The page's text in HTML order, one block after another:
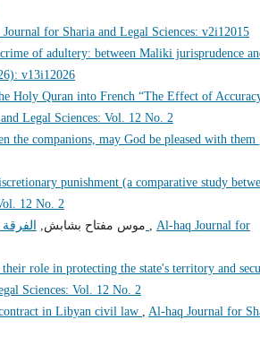
for Sharia and Legal Sciences: v2i12015
of adultery: between Maliki jurisprudence
v13i12026
Holy Quran into French “The Effect of
Legal Sciences: Vol. 12 No. 2
the companions, may God be pleased with them
punishment (a comparative study
12 No. 2
موس مفتاح بشابش,
Al-haq Journal for
role in protecting the state's territory and
Sciences: Vol. 12 No. 2
in Libyan civil law
Al-haq Journal for